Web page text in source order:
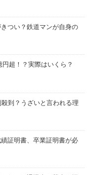
つい？鉄道マンが自身の
超！？実際はいくら？
到？うざいと言われる理
証明書、卒業証明書が必